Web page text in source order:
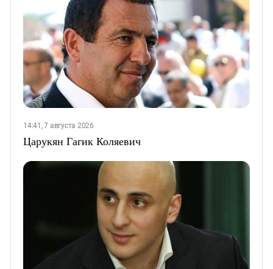
14:41, 7 августа 2026
Царукян Гагик Коляевич